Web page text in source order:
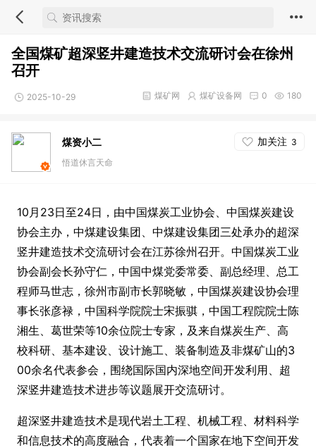
全国煤矿超深竖井建造技术交流研讨会在徐州
召开
2025-10-29 180
0
煤矿设备网
煤矿网
煤资小二 加关注 3
悟道休言天命
10月23日至24日，由中国煤炭工业协会、中国煤炭建设
协会主办，中煤建设集团、中煤建设集团三处承办的超深
竖井建造技术交流研讨会在江苏徐州召开。中国煤炭工业
协会副会长孙守仁，中国中煤党委常委、副总经理、总工
程师马世志，徐州市副市长郭晓敏，中国煤炭建设协会理
事长张彦禄，中国科学院院士宋振骐，中国工程院院士陈
湘生、葛世荣等10余位院士专家，及来自煤炭生产、高
校科研、基本建设、设计施工、装备制造及非煤矿山的3
00余名代表参会，围绕国际国内深地空间开发利用、超
深竖井建造技术进步等议题展开交流研讨。
超深竖井建造技术是现代岩土工程、机械工程、材料科学
和信息技术的高度融合，代表着一个国家在地下空间开发